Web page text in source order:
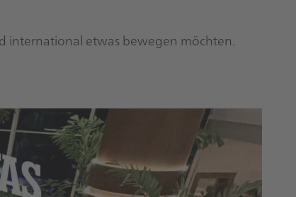
international etwas bewegen möchten.